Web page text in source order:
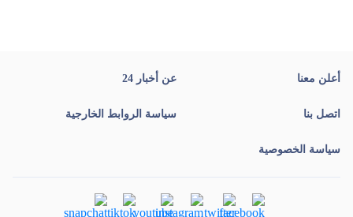
أعلن معنا عن أخبار 24
اتصل بنا سياسة الروابط الخارجية
سياسة الخصوصية